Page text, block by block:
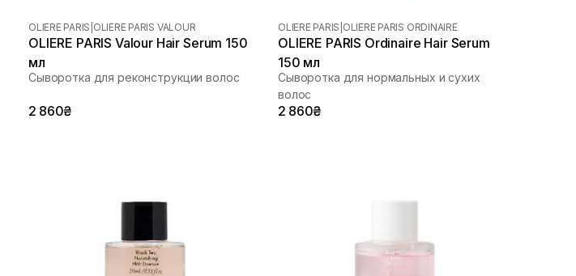
OLIERE PARIS OLIERE PARIS VALOUR
OLIERE PARIS Valour Hair Serum 150
мл
Сыворотка для реконструкции волос
2 860₴
OLIERE PARIS OLIERE PARIS ORDINAIRE
OLIERE PARIS Ordinaire Hair Serum
150 мл
Сыворотка для нормальных и сухих
волос
2 860₴